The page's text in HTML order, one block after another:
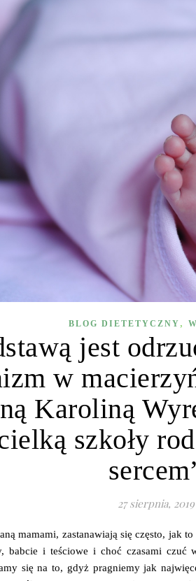
BLOG DIETETYCZNY ,
jest
w
Karoliną
szkoły
27 sierpnia, 2019
mamami, zastanawiają się często, jak
babcie i teściowe i choć czasami czuć
się na to, gdyż pragniemy jak